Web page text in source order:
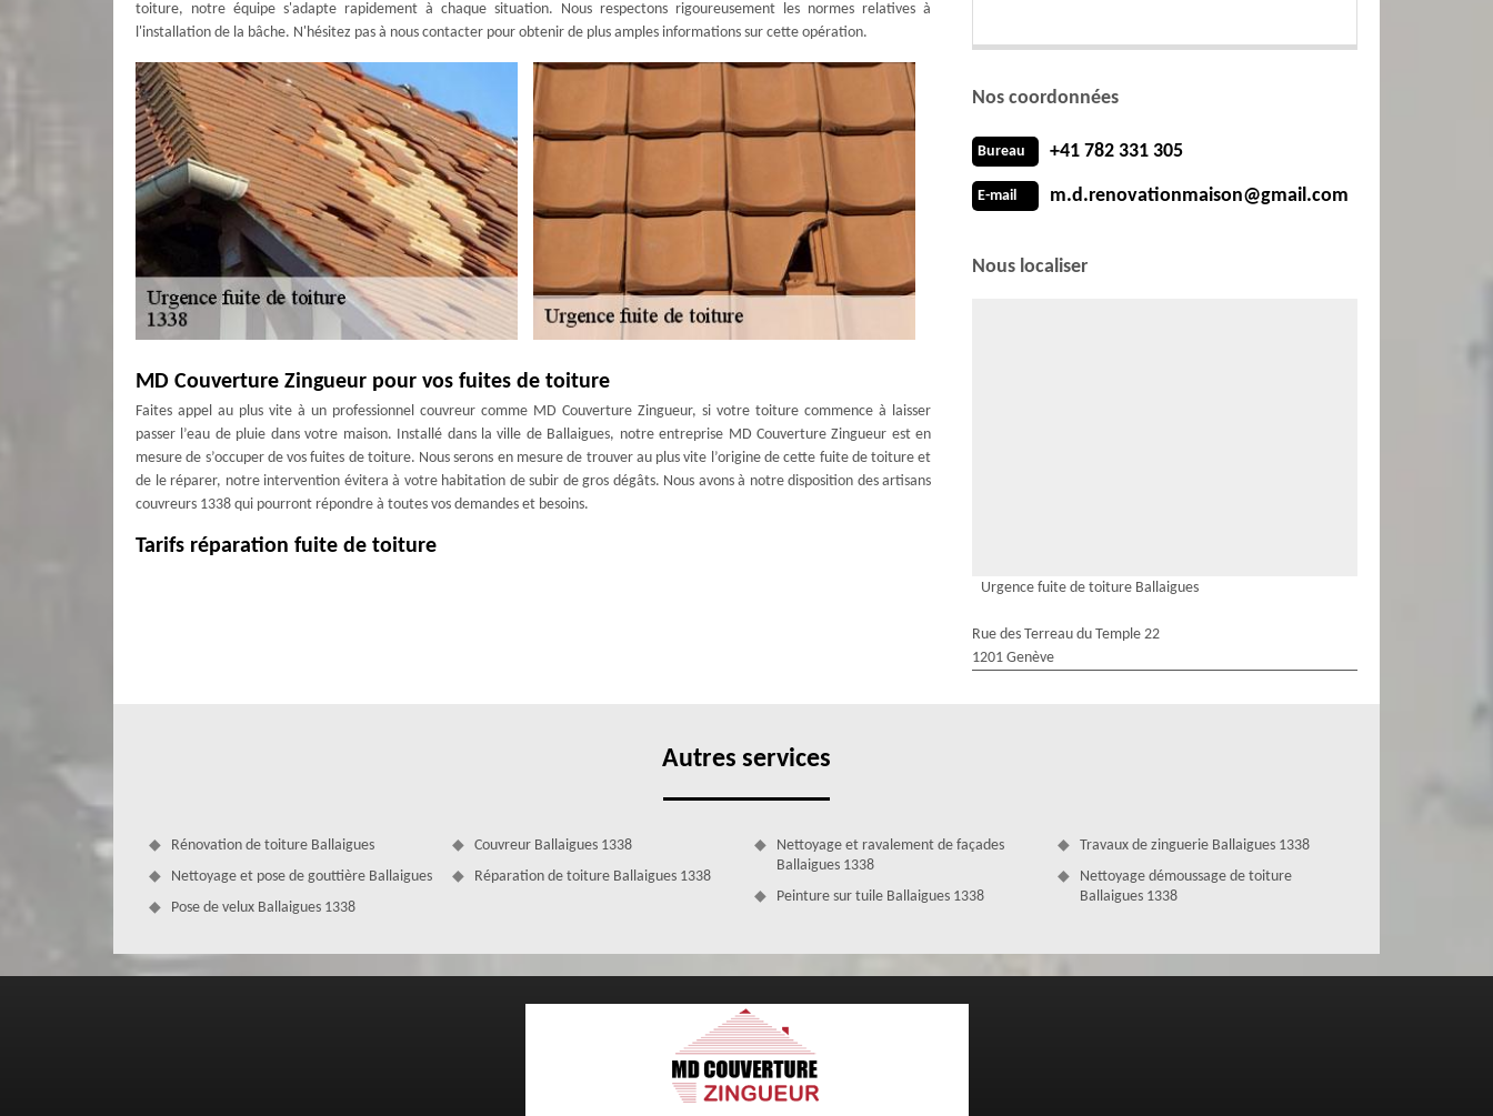
toiture, notre équipe s'adapte rapidement à chaque situation. Nous respectons rigoureusement les normes relatives à
l'installation de la bâche. N'hésitez pas à nous contacter pour obtenir de plus amples informations sur cette opération.
MD Couverture Zingueur pour vos fuites de toiture
Faites appel au plus vite à un professionnel couvreur comme MD Couverture Zingueur, si votre toiture commence à laisser
passer l’eau de pluie dans votre maison. Installé dans la ville de Ballaigues, notre entreprise MD Couverture Zingueur est en
mesure de s’occuper de vos fuites de toiture. Nous serons en mesure de trouver au plus vite l’origine de cette fuite de toiture et
de le réparer, notre intervention évitera à votre habitation de subir de gros dégâts. Nous avons à notre disposition des artisans
couvreurs 1338 qui pourront répondre à toutes vos demandes et besoins.
Tarifs réparation fuite de toiture
Choisissez MD Couverture Zingueur pour la réparation fuite de toiture
Une réparation de fuite de toiture est une intervention difficile à réaliser qui requiert des savoir-faire et compétence
particulière. Pour bénéficier d’un résultat de travail aux normes, conçues selon les règles de l’art, n’hésitez pas à faire appel à
votre professionnel en couverture MD Couverture Zingueur. Nous avons à notre disposition des outils professionnels et des
Nos coordonnées
Bureau +41 782 331 305
E-mail m.d.renovationmaison@gmail.com
Nous localiser
Urgence fuite de toiture Ballaigues
Rue des Terreau du Temple 22
1201 Genève
Autres services
Rénovation de toiture Ballaigues
Nettoyage et pose de gouttière Ballaigues
Pose de velux Ballaigues 1338
Couvreur Ballaigues 1338
Réparation de toiture Ballaigues 1338
Nettoyage et ravalement de façades
Ballaigues 1338
Peinture sur tuile Ballaigues 1338
Travaux de zinguerie Ballaigues 1338
Nettoyage démoussage de toiture
Ballaigues 1338